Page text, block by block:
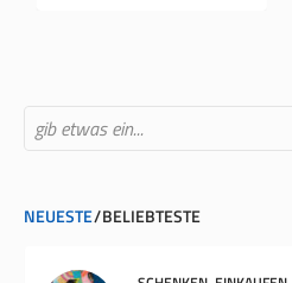
NEUESTE BELIEBTESTE